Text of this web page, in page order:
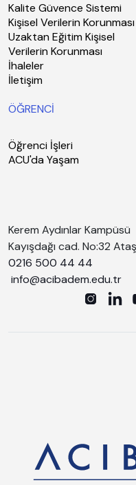
Kalite Güvence Sistemi
Kişisel Verilerin Korunması
Uzaktan Eğitim Kişisel
Verilerin Korunması
İhaleler
İletişim
ÖĞRENCİ
Öğrenci İşleri
ACU'da Yaşam
Kerem Aydınlar Kampüsü
Kayışdağı cad. No:32
0216 500 44 44
info@acibadem.edu.tr